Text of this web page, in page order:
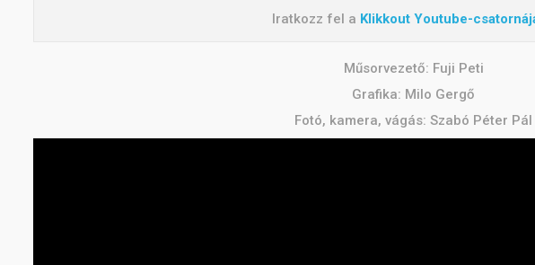
Iratkozz fel a Klikkout Youtube-
Műsorvezető: Fuji Peti
Grafika: Milo Gergő
Fotó, kamera, vágás: Szabó Péter Pál